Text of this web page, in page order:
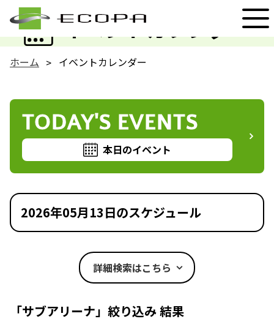
イベントカレンダー
EVENT
ホーム イベントカレンダー
TODAY'S EVENTS
本日のイベント
2026年05月13日のスケジュール
詳細検索はこちら
「サブアリーナ」絞り込み 結果